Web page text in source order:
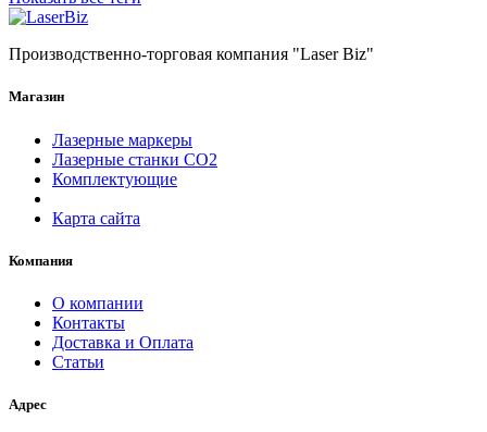
Производственно-торговая компания "Laser Biz"
Магазин
Лазерные маркеры
Лазерные станки СО2
Комплектующие
Карта сайта
Компания
О компании
Контакты
Доставка и Оплата
Статьи
Адрес